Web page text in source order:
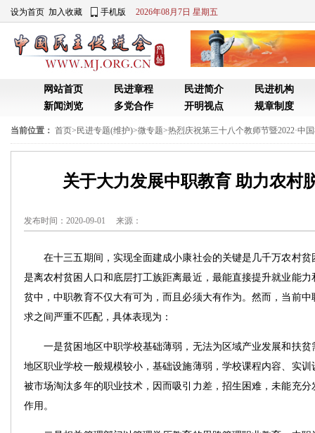
设为首页 加入收藏 手机版 2026年08月7日 星期五
网站首页 民进章程 民进简介
民进机构
新闻浏览
多党合作 开明视点 规章制度
当前位置： 首页> 民进专题(维护)>微专题>热烈庆祝第三十八个教师节暨2022·中
关于大力发展中职教育 助力农村
发布时间：2020-09-01 来源：
在十三五期间，实现全面建成小康社会的关键是几千万农村贫
是离农村贫困人口和底层打工族距离最近，最能直接提升就业能
贫中，中职教育不仅大有可为，而且必须大有作为。然而，当前
求之间严重不匹配，具体表现为：
一是贫困地区中职学校基础薄弱，无法为区域产业发展和扶贫
地区职业学校一般规模较小，基础设施薄弱，学校课程内容、实
被市场淘汰多年的职业技术，因而吸引力差，招生困难，未能充
作用。